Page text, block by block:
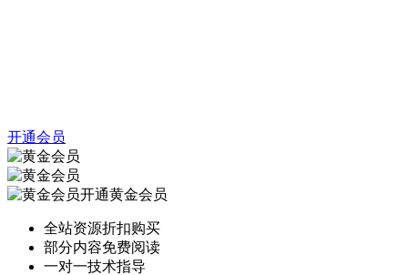
开通会员
开通黄金会员
全站资源折扣购买
部分内容免费阅读
一对一技术指导